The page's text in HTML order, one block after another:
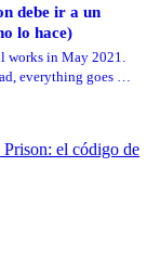
debe ir a un
lo hace)
works in May 2021.
everything goes to
el código de